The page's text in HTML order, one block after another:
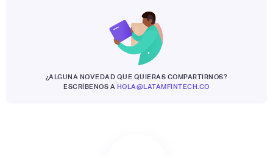
¿ALGUNA NOVEDAD QUE QUIERAS COMPARTIRNOS?
ESCRÍBENOS A HOLA@LATAMFINTECH.CO